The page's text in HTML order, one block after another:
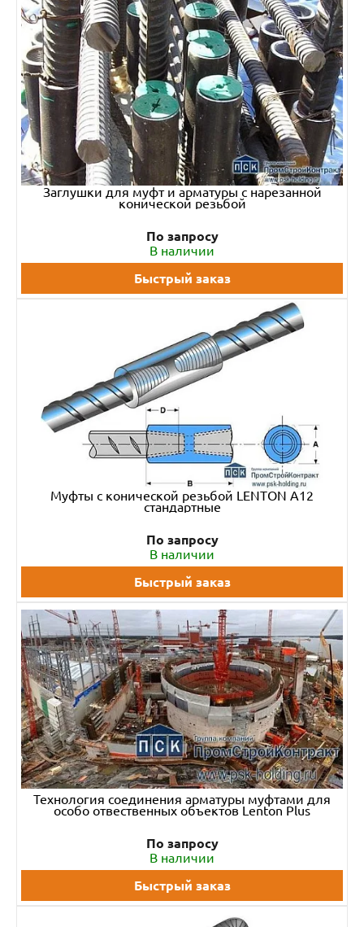
Заглушки для муфт и арматуры с нарезанной
конической резьбой
По запросу
В наличии
Быстрый заказ
Муфты с конической резьбой LENTON A12
стандартные
По запросу
В наличии
Быстрый заказ
Технология соединения арматуры муфтами для
особо отвественных объектов Lenton Plus
По запросу
В наличии
Быстрый заказ